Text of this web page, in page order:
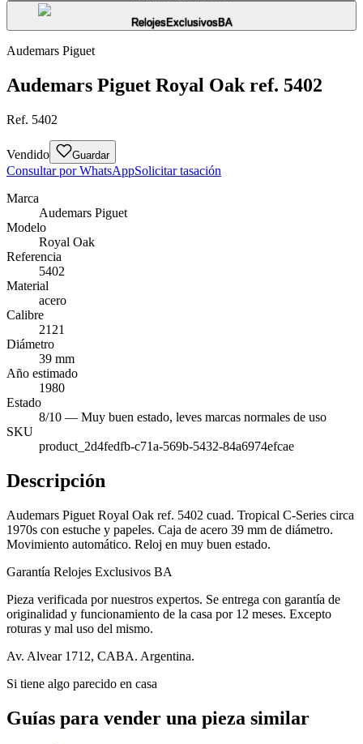
RelojesExclusivosBA
Audemars Piguet
Audemars Piguet Royal Oak ref. 5402
Ref. 5402
Vendido Guardar
Consultar por WhatsAppSolicitar tasación
Marca
Audemars Piguet
Modelo
Royal Oak
Referencia
5402
Material
acero
Calibre
2121
Diámetro
39 mm
Año estimado
1980
Estado
8/10 — Muy buen estado, leves marcas normales de uso
SKU
product_2d4fedfb-c71a-569b-5432-84a6974efcae
Descripción
Audemars Piguet Royal Oak ref. 5402 cuad. Tropical C-Series circa
1970s con estuche y papeles. Caja de acero 39 mm de diámetro.
Movimiento automático. Reloj en muy buen estado.
Garantía Relojes Exclusivos BA
Pieza verificada por nuestros expertos. Se entrega con garantía de
originalidad y funcionamiento de la casa por 12 meses. Excepto
roturas y mal uso del mismo.
Av. Alvear 1712, CABA. Argentina.
Si tiene algo parecido en casa
Guías para vender una pieza similar